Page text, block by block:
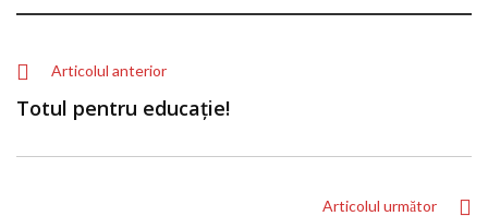
Articolul anterior
Totul pentru educație!
Articolul următor